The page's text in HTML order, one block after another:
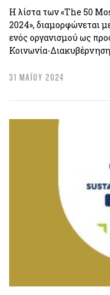
Η λίστα των «The 50
2024», διαμορφώνεται
ενός οργανισμού ως
Κοινωνία-
31 ΜΑΪΟΥ 2024